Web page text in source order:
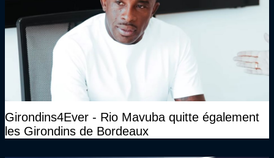
Girondins4Ever - Rio Mavuba quitte également
les Girondins de Bordeaux